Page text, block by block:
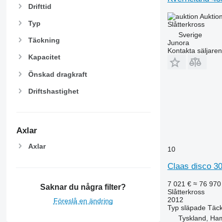
Drifttid
Typ
Täckning
Kapacitet
Önskad dragkraft
Driftshastighet
Axlar
Axlar
Saknar du några filter?
Föreslå en ändring
Auktion
Slåtterkross
Sverige
Junora
Kontakta säljaren
10
Claas disco
7 021 € ≈ 76
Slåtterkross
2012
Typ släpade
Tyskland,